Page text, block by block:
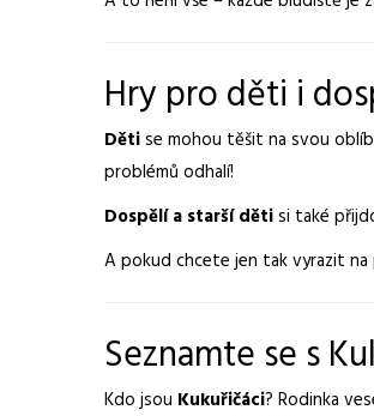
Hry pro děti i
Dětise mohou těšit na svou
problémů odhalí!
Dospělí a starší dětisi také
A pokud chcete jen tak vyrazit
Seznamte se s
Kdo jsou Kukuřičáci? Rodinka